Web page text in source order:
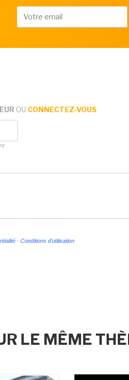
OU CONNECTEZ-VOUS
- Conditions d'utilisation
LE MÊME